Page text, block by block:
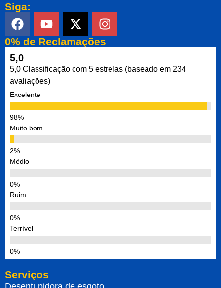
Siga:
0% de Reclamações
5,0
5,0 Classificação com 5 estrelas (baseado em 234
avaliações)
Excelente
Muito bom
Médio
Ruim
Terrível
Serviços
Desentupidora de esgoto